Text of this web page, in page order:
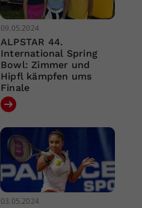
09.05.2024
ALPSTAR 44.
International Spring
Bowl: Zimmer und
Hipfl kämpfen ums
Finale
03.05.2024